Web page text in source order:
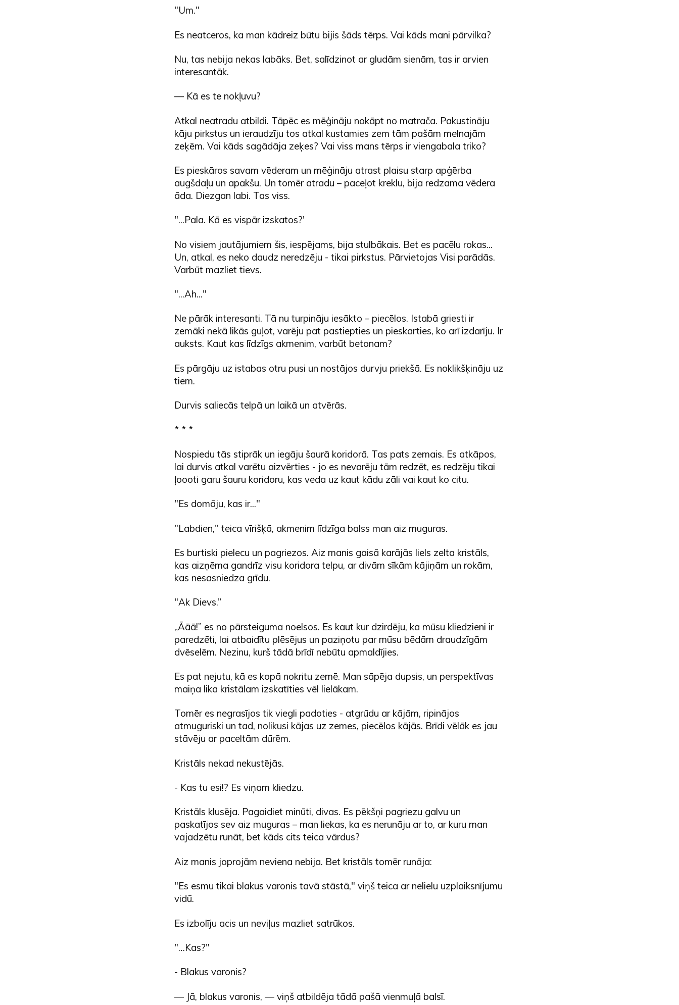
"Um."
Es neatceros, ka man kādreiz būtu bijis šāds tērps. Vai kāds mani pārvilka?
Nu, tas nebija nekas labāks. Bet, salīdzinot ar gludām sienām, tas ir arvien
interesantāk.
— Kā es te nokļuvu?
Atkal neatradu atbildi. Tāpēc es mēģināju nokāpt no matrača. Pakustināju
kāju pirkstus un ieraudzīju tos atkal kustamies zem tām pašām melnajām
zeķēm. Vai kāds sagādāja zeķes? Vai viss mans tērps ir viengabala triko?
Es pieskāros savam vēderam un mēģināju atrast plaisu starp apģērba
augšdaļu un apakšu. Un tomēr atradu – paceļot kreklu, bija redzama vēdera
āda. Diezgan labi. Tas viss.
"...Pala. Kā es vispār izskatos?'
No visiem jautājumiem šis, iespējams, bija stulbākais. Bet es pacēlu rokas...
Un, atkal, es neko daudz neredzēju - tikai pirkstus. Pārvietojas Visi parādās.
Varbūt mazliet tievs.
"...Ah..."
Ne pārāk interesanti. Tā nu turpināju iesākto – piecēlos. Istabā griesti ir
zemāki nekā likās guļot, varēju pat pastiepties un pieskarties, ko arī izdarīju. Ir
auksts. Kaut kas līdzīgs akmenim, varbūt betonam?
Es pārgāju uz istabas otru pusi un nostājos durvju priekšā. Es noklikšķināju uz
tiem.
Durvis saliecās telpā un laikā un atvērās.
* * *
Nospiedu tās stiprāk un iegāju šaurā koridorā. Tas pats zemais. Es atkāpos,
lai durvis atkal varētu aizvērties - jo es nevarēju tām redzēt, es redzēju tikai
ļoooti garu šauru koridoru, kas veda uz kaut kādu zāli vai kaut ko citu.
"Es domāju, kas ir..."
"Labdien," teica vīrišķā, akmenim līdzīga balss man aiz muguras.
Es burtiski pielecu un pagriezos. Aiz manis gaisā karājās liels zelta kristāls,
kas aizņēma gandrīz visu koridora telpu, ar divām sīkām kājiņām un rokām,
kas nesasniedza grīdu.
"Ak Dievs.”
„Āāā!” es no pārsteiguma noelsos. Es kaut kur dzirdēju, ka mūsu kliedzieni ir
paredzēti, lai atbaidītu plēsējus un paziņotu par mūsu bēdām draudzīgām
dvēselēm. Nezinu, kurš tādā brīdī nebūtu apmaldījies.
Es pat nejutu, kā es kopā nokritu zemē. Man sāpēja dupsis, un perspektīvas
maiņa lika kristālam izskatīties vēl lielākam.
Tomēr es negrasījos tik viegli padoties - atgrūdu ar kājām, ripinājos
atmuguriski un tad, nolikusi kājas uz zemes, piecēlos kājās. Brīdi vēlāk es jau
stāvēju ar paceltām dūrēm.
Kristāls nekad nekustējās.
- Kas tu esi!? Es viņam kliedzu.
Kristāls klusēja. Pagaidiet minūti, divas. Es pēkšņi pagriezu galvu un
paskatījos sev aiz muguras – man liekas, ka es nerunāju ar to, ar kuru man
vajadzētu runāt, bet kāds cits teica vārdus?
Aiz manis joprojām neviena nebija. Bet kristāls tomēr runāja:
"Es esmu tikai blakus varonis tavā stāstā," viņš teica ar nelielu uzplaiksnījumu
vidū.
Es izbolīju acis un neviļus mazliet satrūkos.
"…Kas?"
- Blakus varonis?
— Jā, blakus varonis, — viņš atbildēja tādā pašā vienmuļā balsī.